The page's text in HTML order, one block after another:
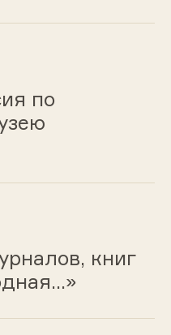
по
книг